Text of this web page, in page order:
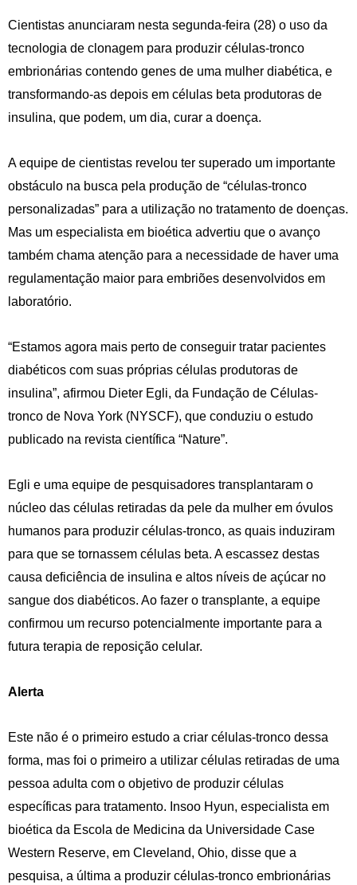
Cientistas anunciaram nesta segunda-feira (28) o uso da
tecnologia de clonagem para produzir células-tronco
embrionárias contendo genes de uma mulher diabética, e
transformando-as depois em células beta produtoras de
insulina, que podem, um dia, curar a doença.
A equipe de cientistas revelou ter superado um importante
obstáculo na busca pela produção de “células-tronco
personalizadas” para a utilização no tratamento de doenças.
Mas um especialista em bioética advertiu que o avanço
também chama atenção para a necessidade de haver uma
regulamentação maior para embriões desenvolvidos em
laboratório.
“Estamos agora mais perto de conseguir tratar pacientes
diabéticos com suas próprias células produtoras de
insulina”, afirmou Dieter Egli, da Fundação de Células-
tronco de Nova York (NYSCF), que conduziu o estudo
publicado na revista científica “Nature”.
Egli e uma equipe de pesquisadores transplantaram o
núcleo das células retiradas da pele da mulher em óvulos
humanos para produzir células-tronco, as quais induziram
para que se tornassem células beta. A escassez destas
causa deficiência de insulina e altos níveis de açúcar no
sangue dos diabéticos. Ao fazer o transplante, a equipe
confirmou um recurso potencialmente importante para a
futura terapia de reposição celular.
Alerta
Este não é o primeiro estudo a criar células-tronco dessa
forma, mas foi o primeiro a utilizar células retiradas de uma
pessoa adulta com o objetivo de produzir células
específicas para tratamento. Insoo Hyun, especialista em
bioética da Escola de Medicina da Universidade Case
Western Reserve, em Cleveland, Ohio, disse que a
pesquisa, a última a produzir células-tronco embrionárias